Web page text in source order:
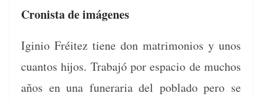
Cronista de imágenes
Iginio Fréitez tiene don mat­ri­mo­nios y unos
cuan­tos hijos. Tra­ba­jó por espa­cio de muchos
años en una funer­aria del pobla­do pero se